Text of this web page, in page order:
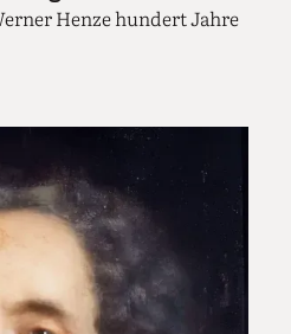
Henze hundert Jahre